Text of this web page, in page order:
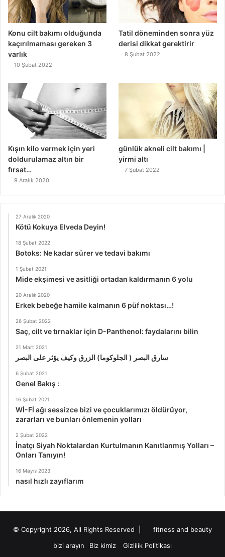
Konu cilt bakımı olduğunda
kaçırılmaması gereken 3
varlık
10 Şubat 2022
Tatil döneminden sonra yüz
derisi dikkat gerektirir
8 Şubat 2022
Kışın kilo vermek için yeri
doldurulamaz altın bir
fırsat…
9 Aralık 2020
günlük akneli cilt bakımı |
yirmi altı
7 Şubat 2022
27 Aralık 2020
Kötü Kokuya Elveda Deyin!
18 Şubat 2022
Botoks: Ne kadar sürer ve tedavi bakımı
1 Şubat 2021
Mide ekşimesi ve asitliği ortadan kaldırmanın 6 yolu
20 Aralık 2020
Erkek bebeğe hamile kalmanın 6 püf noktası…!
26 Şubat 2022
Saç, cilt ve tırnaklar için D-Panthenol: faydalarını bilin
21 Mart 2021
سارق البصر ( الجلوكوما) الزرق وكيف يؤثر على البصر
6 Şubat 2021
Genel Bakış :
16 Şubat 2021
Wİ-Fİ ağı sessizce bizi ve çocuklarımızı öldürüyor,
zararları ve bunları önlemenin yolları
2 Şubat 2022
İnatçı Siyah Noktalardan Kurtulmanın Kanıtlanmış Yolları –
Onları Tanıyın!
16 Mayıs 2023
nasıl hızlı zayıflarım
© Copyright 2026, All Rights Reserved |
fitness and beauty
bizi arayın
Biz kimiz Gizlilik Politikası